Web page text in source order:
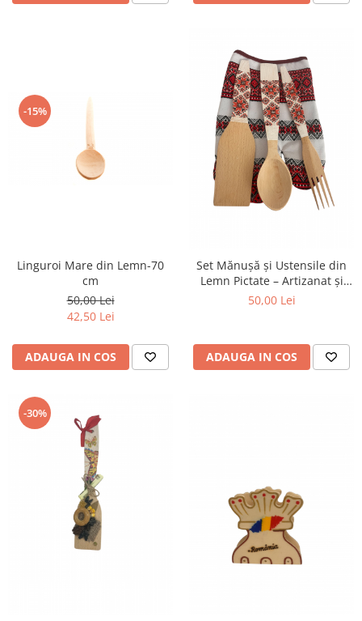
-15%
Linguroi Mare din Lemn-70
cm
50,00 Lei
42,50 Lei
ADAUGA IN COS
Set Mănușă și Ustensile din
Lemn Pictate – Artizanat și
Funcționalitate
50,00 Lei
ADAUGA IN COS
-30%